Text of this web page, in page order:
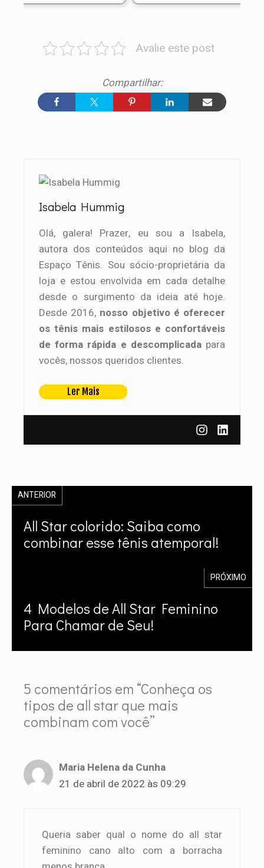
Avalie este post
Isabela Hummig
Olá, galera! Prazer, eu sou a Isabela,
autora dos conteúdos aqui no blog da
Espaço Tênis. Sou sócio-proprietária da
loja e estou envolvida em cada detalhe
desde o surgimento da ideia até hoje.
Desde 2016, nosso objetivo é oferecer
os tênis mais estilosos e confortáveis
de forma rápida e descomplicadapara
vocês, nossos queridos clientes.
Ler Mais
ANTERIOR
All Star colorido: Saiba como
combinar esse tênis atemporal!
PRÓXIMO
4 Modelos de All Star Feminino
Para Chamar de Seu!
5 comentários em “Conheça os
tipos de all star que mais
combinam com você”
Maria Helena da Cunha
21 de abril de 2022 às 09:29
Queria saber qual o nome do all star
feminino cano alto com a borracha